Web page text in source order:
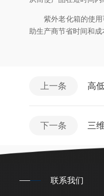
紫外老化箱的使用可
助生产商节省时间和成
上一条 高
下一条 三
联系我们